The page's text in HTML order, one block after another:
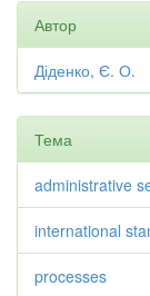
Автор
Діденко, Є. О.
Тема
administrative
international
processes